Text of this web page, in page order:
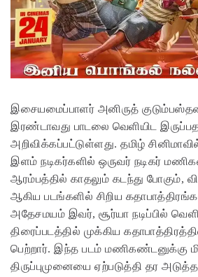
இசையமைப்பாளர் அனிருத்
இரண்டாவது பாடலை வெளியிட
அறிவிக்கப்பட்டுள்ளது. தமிழ்
இளம் நடிகர்களில் ஒருவர் நடிகர்
ஆரம்பத்தில் காதலும் கடந்து போகும்,
ஆகிய படங்களில் சிறிய
அதேசமயம் இவர், சூர்யா நடிப்பில்
திரைப்படத்தில் முக்கிய
பெற்றார். இந்த படம் மணிகண்டனுக்கு
திருப்புமுனையை ஏற்படுத்தி தர